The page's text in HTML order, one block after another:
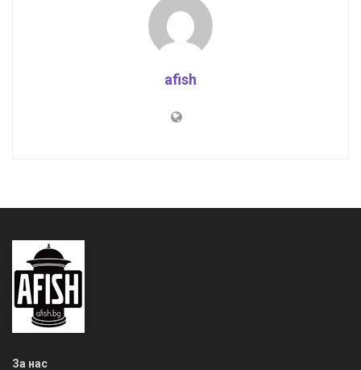
afish
За нас